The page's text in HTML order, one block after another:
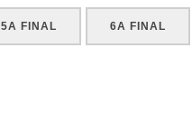
5A FINAL 6A FINAL